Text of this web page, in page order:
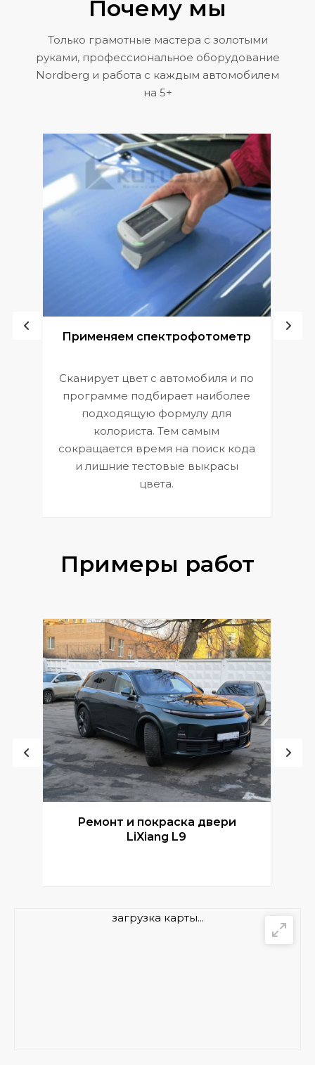
Почему мы
Только грамотные мастера с золотыми
руками, профессиональное оборудование
Nordberg и работа с каждым автомобилем
на 5+
Применяем спектрофотометр
Сканирует цвет с автомобиля и по
программе подбирает наиболее
подходящую формулу для
колориста. Тем самым
сокращается время на поиск кода
и лишние тестовые выкрасы
цвета.
Примеры работ
Ремонт и покраска двери
LiXiang L9
загрузка карты...